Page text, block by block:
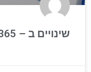
שינויים ב – Microsoft 365